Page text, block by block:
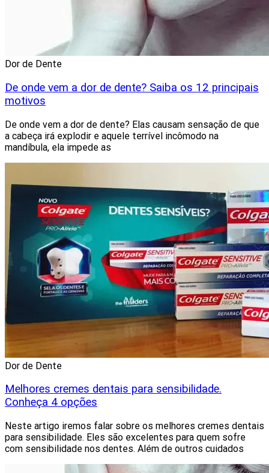
Dor de Dente
De onde vem a dor de dente? Saiba os 12 principais
motivos
De onde vem a dor de dente? Elas causam sensação de que
a cabeça irá explodir e aquele terrível incômodo na
mandíbula, ela impede as
Dor de Dente
Melhores cremes dentais para sensibilidade.
Conheça 4 opções
Neste artigo iremos falar sobre os melhores cremes dentais
para sensibilidade. Eles são excelentes para quem sofre
com sensibilidade nos dentes. Além de outros cuidados